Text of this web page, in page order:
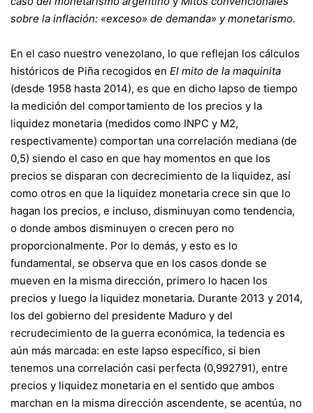
sobre la inflación: «exceso» de demanda» y monetarismo.
En el caso nuestro venezolano, lo que reflejan los cálculos
históricos de Piña recogidos en El mito de la maquinita
(desde 1958 hasta 2014), es que en dicho lapso de tiempo
la medición del comportamiento de los precios y la
liquidez monetaria (medidos como INPC y M2,
respectivamente) comportan una correlación mediana (de
0,5) siendo el caso en que hay momentos en que los
precios se disparan con decrecimiento de la liquidez, así
como otros en que la liquidez monetaria crece sin que lo
hagan los precios, e incluso, disminuyan como tendencia,
o donde ambos disminuyen o crecen pero no
proporcionalmente. Por lo demás, y esto es lo
fundamental, se observa que en los casos donde se
mueven en la misma dirección, primero lo hacen los
precios y luego la liquidez monetaria. Durante 2013 y 2014,
los del gobierno del presidente Maduro y del
recrudecimiento de la guerra económica, la tedencia es
aún más marcada: en este lapso específico, si bien
tenemos una correlación casi perfecta (0,992791), entre
precios y liquidez monetaria en el sentido que ambos
marchan en la misma dirección ascendente, se acentúa, no